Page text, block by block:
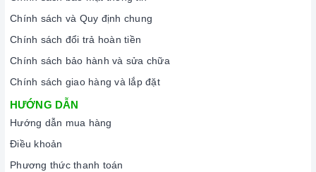
Chính sách và Quy định chung
Chính sách đổi trả hoàn tiền
Chính sách bảo hành và sửa chữa
Chính sách giao hàng và lắp đặt
HƯỚNG DẪN
Hướng dẫn mua hàng
Điều khoản
Phương thức thanh toán